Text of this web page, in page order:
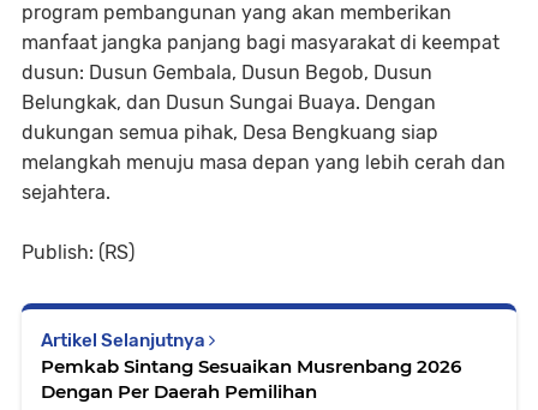
program pembangunan yang akan memberikan
manfaat jangka panjang bagi masyarakat di keempat
dusun: Dusun Gembala, Dusun Begob, Dusun
Belungkak, dan Dusun Sungai Buaya. Dengan
dukungan semua pihak, Desa Bengkuang siap
melangkah menuju masa depan yang lebih cerah dan
sejahtera.
Publish: (RS)
Artikel Selanjutnya
Pemkab Sintang Sesuaikan Musrenbang 2026
Dengan Per Daerah Pemilihan